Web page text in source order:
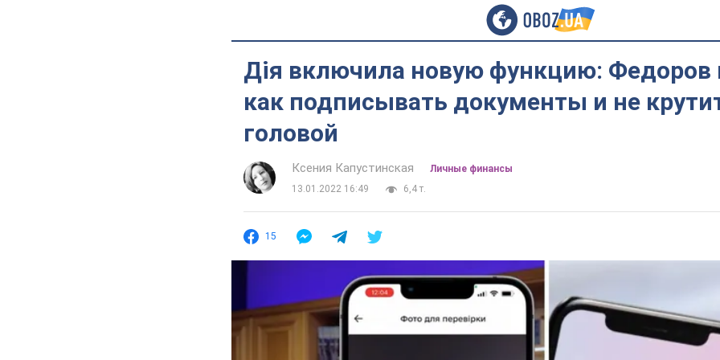
Дія включила новую функцию: Федоров
как подписывать документы и не
головой
Ксения Капустинская
Личные финансы
13.01.2022 16:49
6,4 т.
15